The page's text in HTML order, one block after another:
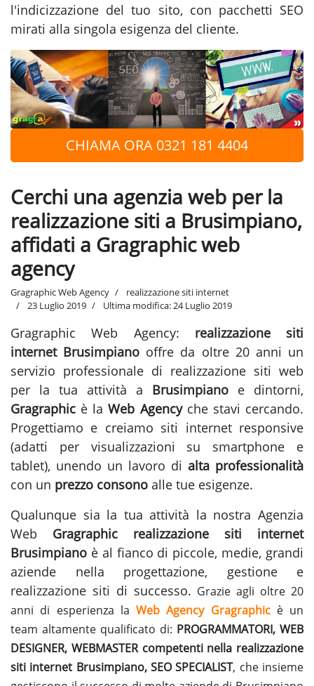
l'indicizzazione del tuo sito, con pacchetti SEO
mirati alla singola esigenza del cliente.
CHIAMA ORA 0321 181 4404
Cerchi una agenzia web per la
realizzazione siti a Brusimpiano,
affidati a Gragraphic web
agency
Gragraphic Web Agency
realizzazione siti internet
23 Luglio 2019
Ultima modifica: 24 Luglio 2019
Gragraphic Web Agency: realizzazione siti
internet Brusimpiano offre da oltre 20 anni un
servizio professionale di realizzazione siti web
per la tua attività a Brusimpiano e dintorni,
Gragraphic è laWeb Agencyche stavi cercando.
Progettiamo e creiamo siti internet responsive
(adatti per visualizzazioni su smartphone e
tablet), unendo un lavoro di alta professionalità
con un prezzo consono alle tue esigenze.
Qualunque sia la tua attività la nostra Agenzia
Web Gragraphic realizzazione siti internet
Brusimpiano è al fianco di piccole, medie, grandi
aziende nella progettazione, gestione e
realizzazione siti di successo. Grazie agli oltre 20
anni di esperienza la Web Agency Gragraphicè un
team altamente qualificato di: PROGRAMMATORI, WEB
DESIGNER, WEBMASTER competenti nella realizzazione
siti internet Brusimpiano, SEO SPECIALIST, che insieme